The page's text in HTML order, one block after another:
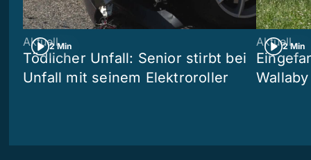
2 Min
Aktuell
Tödlicher Unfall: Senior stirbt bei
Unfall mit seinem Elektroroller
2 Min
Aktuell